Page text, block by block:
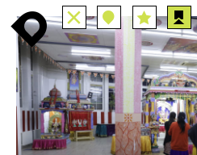
enroute enroute TUTTE station
event EVENTS agenda
close station angebote anreise